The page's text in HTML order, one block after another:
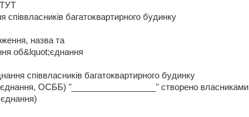
співвласників багатоквартирного будинку
назва та
об&lquot;єднання
співвласників багатоквартирного будинку
ОСББ) "__________________" створено власниками